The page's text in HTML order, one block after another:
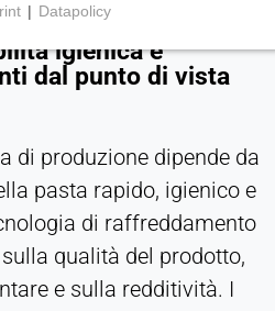
sicurezza
igienica e
dal punto di vista
di produzione dipende da
pasta rapido, igienico e
di raffreddamento
qualità del prodotto,
e sulla redditività. I
principali del sito
e il salvataggio delle
Questi cookie non
| Datapolicy